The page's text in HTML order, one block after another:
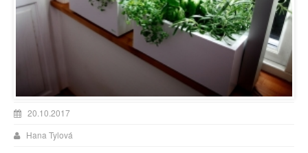
20.10.2017
Hana Tylová